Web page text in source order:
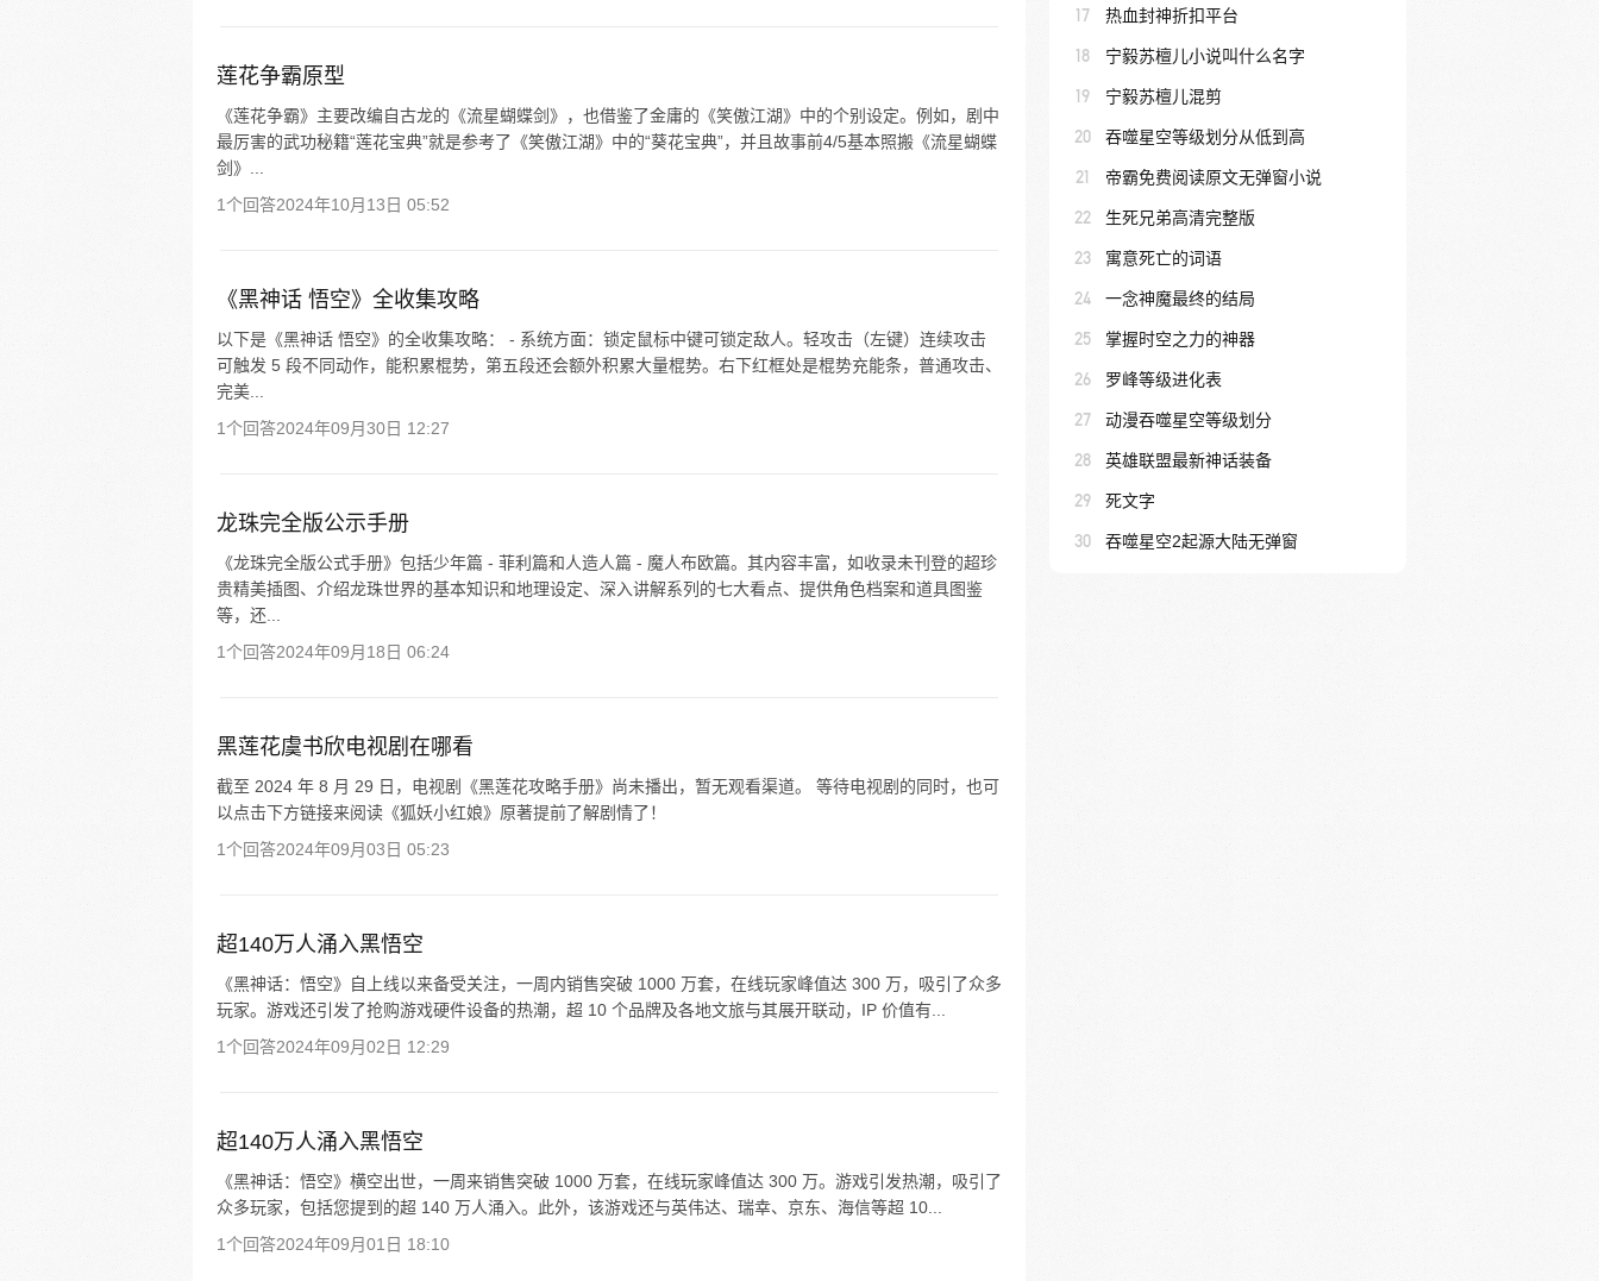
莲花争霸原型
《莲花争霸》主要改编自古龙的《流星蝴蝶剑》，也借鉴了金庸的《笑傲江湖》中的个别设定。例如，剧中
最厉害的武功秘籍“莲花宝典”就是参考了《笑傲江湖》中的“葵花宝典”，并且故事前4/5基本照搬《流星蝴蝶
剑》...
1个回答2024年10月13日 05:52
《黑神话 悟空》全收集攻略
以下是《黑神话 悟空》的全收集攻略： - 系统方面：锁定鼠标中键可锁定敌人。轻攻击（左键）连续攻击
可触发 5 段不同动作，能积累棍势，第五段还会额外积累大量棍势。右下红框处是棍势充能条，普通攻击、
完美...
1个回答2024年09月30日 12:27
龙珠完全版公示手册
《龙珠完全版公式手册》包括少年篇 - 菲利篇和人造人篇 - 魔人布欧篇。其内容丰富，如收录未刊登的超珍
贵精美插图、介绍龙珠世界的基本知识和地理设定、深入讲解系列的七大看点、提供角色档案和道具图鉴
等，还...
1个回答2024年09月18日 06:24
黑莲花虞书欣电视剧在哪看
截至 2024 年 8 月 29 日，电视剧《黑莲花攻略手册》尚未播出，暂无观看渠道。 等待电视剧的同时，也可
以点击下方链接来阅读《狐妖小红娘》原著提前了解剧情了！
1个回答2024年09月03日 05:23
超140万人涌入黑悟空
《黑神话：悟空》自上线以来备受关注，一周内销售突破 1000 万套，在线玩家峰值达 300 万，吸引了众多
玩家。游戏还引发了抢购游戏硬件设备的热潮，超 10 个品牌及各地文旅与其展开联动，IP 价值有...
1个回答2024年09月02日 12:29
超140万人涌入黑悟空
《黑神话：悟空》横空出世，一周来销售突破 1000 万套，在线玩家峰值达 300 万。游戏引发热潮，吸引了
众多玩家，包括您提到的超 140 万人涌入。此外，该游戏还与英伟达、瑞幸、京东、海信等超 10...
1个回答2024年09月01日 18:10
17 热血封神折扣平台
18 宁毅苏檀儿小说叫什么名字
19 宁毅苏檀儿混剪
20 吞噬星空等级划分从低到高
21 帝霸免费阅读原文无弹窗小说
22 生死兄弟高清完整版
23 寓意死亡的词语
24 一念神魔最终的结局
25 掌握时空之力的神器
26 罗峰等级进化表
27 动漫吞噬星空等级划分
28 英雄联盟最新神话装备
29 死文字
30 吞噬星空2起源大陆无弹窗